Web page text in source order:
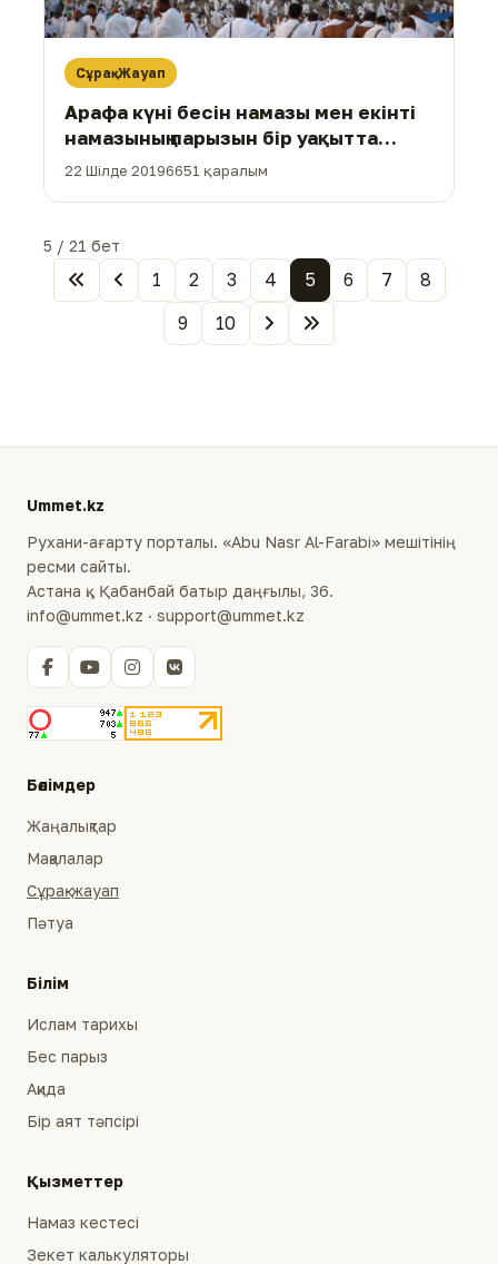
Сұрақ-Жауап
Арафа күні бесін намазы мен екінті
намазының парызын бір уақытта
қалай бірге өтейді？
22 Шілде 20196651 қаралым
5 / 21 бет
1 2 3 4 5 6 7
8
9
10
Ummet.kz
Рухани-ағарту порталы. «Abu Nasr Al-Farabi» мешітінің
ресми сайты.
Астана қ., Қабанбай батыр даңғылы, 36.
info@ummet.kz · support@ummet.kz
Бөлімдер
Жаңалықтар
Мақалалар
Сұрақ-жауап
Пәтуа
Білім
Ислам тарихы
Бес парыз
Ақида
Бір аят тәпсірі
Қызметтер
Намаз кестесі
Зекет калькуляторы